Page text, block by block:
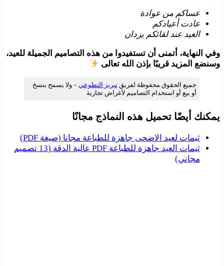
عساكم من عوادة
عادت أعيادكم
العيد عند لقائكم يزدان
وفي النهاية، أتمنى أن تستفيدوا من هذه التصاميم الجميلة للعيد،
وسنضع المزيد قريبًا بإذن الله تعالى
جميع الحقوق محفوظة لفريقتبريز التطوعي – ولا يسمح بنسخ
أو بيع أو استخدام التصاميم لأغراض تجارية
يمكنك أيضًا تحميل هذه النماذج مجانًا
ثيمات لعيد الاضحى جاهزة للطباعة مجانا (صيغة PDF)
ثيمات العيد جاهزة للطباعة PDF عالية الدقة (13 تصميم
مجاني)